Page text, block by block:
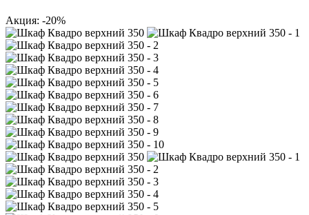
Акция: -20%